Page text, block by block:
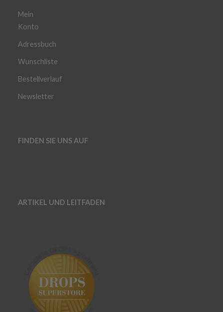
Mein
Konto
Adressbuch
Wunschliste
Bestellverlauf
Newsletter
FINDEN SIE UNS AUF
ARTIKEL UND LEITFADEN